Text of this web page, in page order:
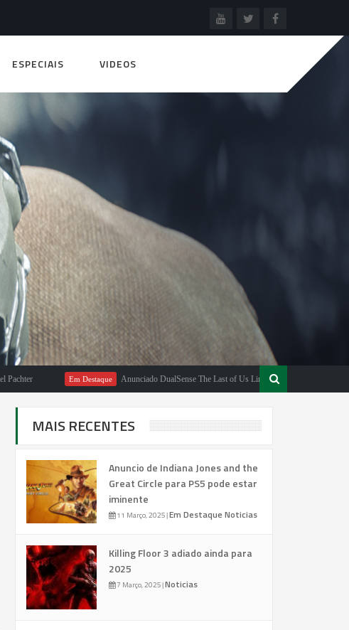
ESPECIAIS VIDEOS
Em Destaque Anunciado DualSense The Last of Us Limited Edition
MAIS RECENTES
Anuncio de Indiana Jones and the
Great Circle para PS5 pode estar
iminente
11 Março, 2025|Em Destaque Noticias
Killing Floor 3 adiado ainda para
2025
7 Março, 2025|Noticias